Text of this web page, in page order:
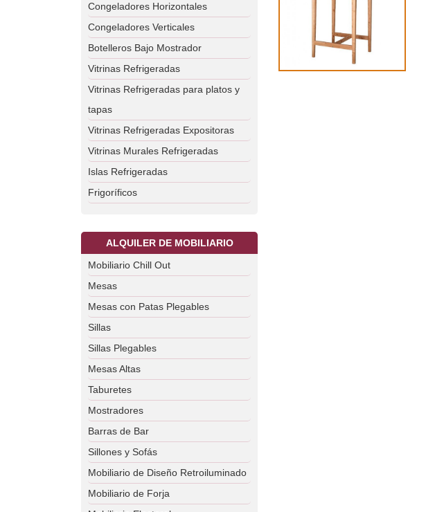
Congeladores Horizontales
Congeladores Verticales
Botelleros Bajo Mostrador
Vitrinas Refrigeradas
Vitrinas Refrigeradas para platos y
tapas
Vitrinas Refrigeradas Expositoras
Vitrinas Murales Refrigeradas
Islas Refrigeradas
Frigoríficos
ALQUILER DE MOBILIARIO
Mobiliario Chill Out
Mesas
Mesas con Patas Plegables
Sillas
Sillas Plegables
Mesas Altas
Taburetes
Mostradores
Barras de Bar
Sillones y Sofás
Mobiliario de Diseño Retroiluminado
Mobiliario de Forja